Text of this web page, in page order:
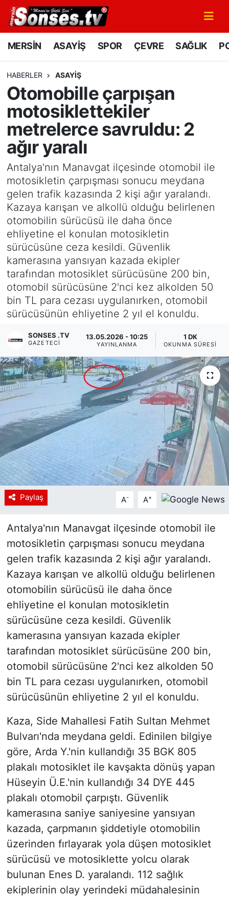
MERSİN ASAYİŞ SPOR ÇEVRE SAĞLIK
HABERLER ASAYİŞ
Otomobille çarpışan
motosiklettekiler
metrelerce savruldu: 2
ağır yaralı
Antalya'nın Manavgat ilçesinde otomobil ile
motosikletin çarpışması sonucu meydana
gelen trafik kazasında 2 kişi ağır yaralandı.
Kazaya karışan ve alkollü olduğu belirlenen
otomobilin sürücüsü ile daha önce
ehliyetine el konulan motosikletin
sürücüsüne ceza kesildi. Güvenlik
kamerasına yansıyan kazada ekipler
tarafından motosiklet sürücüsüne 200 bin,
otomobil sürücüsüne 2'nci kez alkolden 50
bin TL para cezası uygulanırken, otomobil
sürücüsünün ehliyetine 2 yıl el konuldu.
SONSES .TV
GAZETECI
13.05.2026 - 10:25
YAYINLANMA
1 DK
OKUNMA SÜRESI
Paylaş A- A+
Antalya'nın Manavgat ilçesinde otomobil ile
motosikletin çarpışması sonucu meydana
gelen trafik kazasında 2 kişi ağır yaralandı.
Kazaya karışan ve alkollü olduğu belirlenen
otomobilin sürücüsü ile daha önce
ehliyetine el konulan motosikletin
sürücüsüne ceza kesildi. Güvenlik
kamerasına yansıyan kazada ekipler
tarafından motosiklet sürücüsüne 200 bin,
otomobil sürücüsüne 2'nci kez alkolden 50
bin TL para cezası uygulanırken, otomobil
sürücüsünün ehliyetine 2 yıl el konuldu.
Kaza, Side Mahallesi Fatih Sultan Mehmet
Bulvarı'nda meydana geldi. Edinilen bilgiye
göre, Arda Y.'nin kullandığı 35 BGK 805
plakalı motosiklet ile kavşakta dönüş yapan
Hüseyin Ü.E.'nin kullandığı 34 DYE 445
plakalı otomobil çarpıştı. Güvenlik
kamerasına saniye saniyesine yansıyan
kazada, çarpmanın şiddetiyle otomobilin
üzerinden fırlayarak yola düşen motosiklet
sürücüsü ve motosiklette yolcu olarak
bulunan Enes D. yaralandı. 112 sağlık
ekiplerinin olay yerindeki müdahalesinin
MERSİN
SPOR
GÜNÜN MANŞETİ
DÜNYA
KÜLTÜR - SANAT
MAGAZİN
SAĞLIK
Siyaset
YEREL HABER
Haberde insan
Mersin Nöbetçi Eczaneler
Mersin Namaz Vakitleri
Mersin Trafik Yoğunluk Haritası
Süper Lig Puan Durumu ve Fikstür
Tüm Manşetler
Son Dakika Haberleri
Haber Arşivi